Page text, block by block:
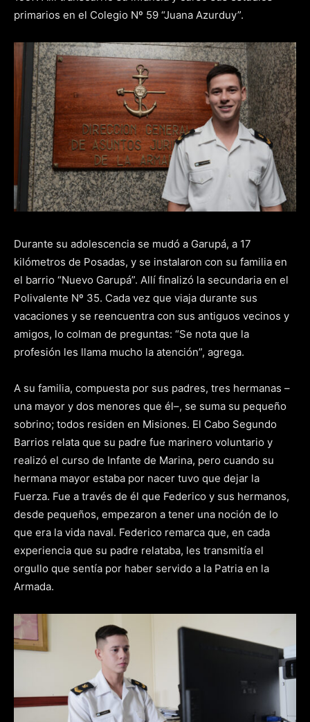
primarios en el Colegio Nº 59 “Juana Azurduy”.
Durante su adolescencia se mudó a Garupá, a 17
kilómetros de Posadas, y se instalaron con su familia en
el barrio “Nuevo Garupá”. Allí finalizó la secundaria en el
Polivalente Nº 35. Cada vez que viaja durante sus
vacaciones y se reencuentra con sus antiguos vecinos y
amigos, lo colman de preguntas: “Se nota que la
profesión les llama mucho la atención”, agrega.
A su familia, compuesta por sus padres, tres hermanas –
una mayor y dos menores que él–, se suma su pequeño
sobrino; todos residen en Misiones. El Cabo Segundo
Barrios relata que su padre fue marinero voluntario y
realizó el curso de Infante de Marina, pero cuando su
hermana mayor estaba por nacer tuvo que dejar la
Fuerza. Fue a través de él que Federico y sus hermanos,
desde pequeños, empezaron a tener una noción de lo
que era la vida naval. Federico remarca que, en cada
experiencia que su padre relataba, les transmitía el
orgullo que sentía por haber servido a la Patria en la
Armada.